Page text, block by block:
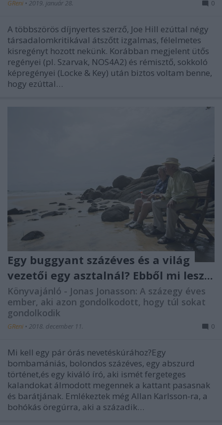
GReni • 2019. január 28. 0
A többszörös díjnyertes szerző, Joe Hill ezúttal négy
társadalomkritikával átszőtt izgalmas, félelmetes
kisregényt hozott nekünk. Korábban megjelent ütős
regényei (pl. Szarvak, NOS4A2) és rémisztő, sokkoló
képregényei (Locke & Key) után biztos voltam benne,
hogy ezúttal…
Egy buggyant százéves és a világ
vezetői egy asztalnál? Ebből mi lesz...
Könyvajánló - Jonas Jonasson: A százegy éves
ember, aki azon gondolkodott, hogy túl sokat
gondolkodik
GReni • 2018. december 11. 0
Mi kell egy pár órás nevetéskúrához?Egy
bombamániás, bolondos százéves, egy abszurd
történet,és egy kiváló író, aki ismét fergeteges
kalandokat álmodott megennek a kattant pasasnak
és barátjának. Emlékeztek még Allan Karlsson-ra, a
bohókás öregúrra, aki a századik…